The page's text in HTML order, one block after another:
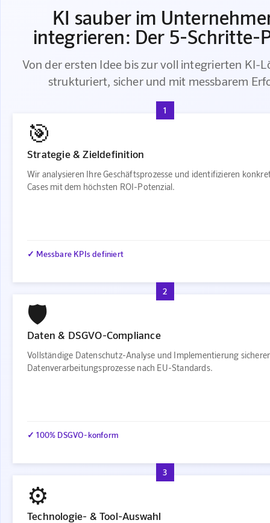
KI sauber im
integrieren: Der 5-Schritte-
Von der ersten Idee bis zur voll integrierten KI-
strukturiert, sicher und mit messbarem
1
🎯
Strategie & Zieldefinition
Wir analysieren Ihre Geschäftsprozesse und identifizieren
Cases mit dem höchsten ROI-Potenzial.
✓ Messbare KPIs definiert
2
🛡️
Daten & DSGVO-Compliance
Vollständige Datenschutz-Analyse und Implementierung sicherer
Datenverarbeitungsprozesse nach EU-Standards.
✓ 100% DSGVO-konform
3
⚙️
Technologie- & Tool-Auswahl